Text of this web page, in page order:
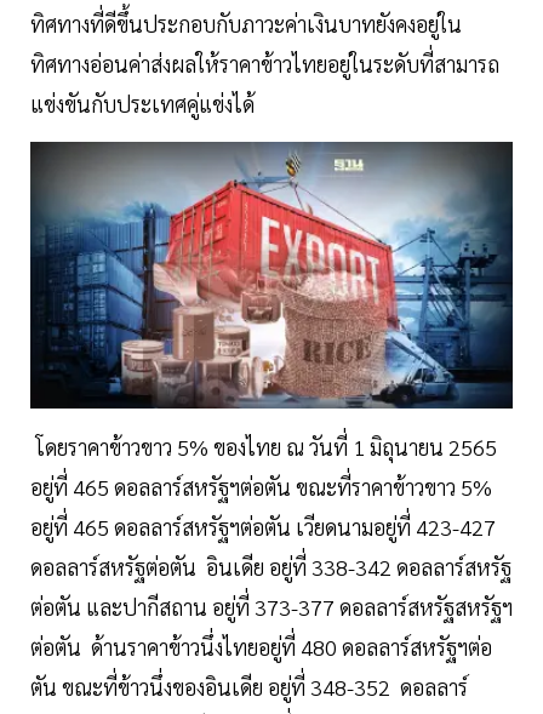
ทิศทางที่ดีขึ้นประกอบกับภาวะค่าเงินบาทยังคงอยู่ใน
ทิศทางอ่อนค่าส่งผลให้ราคาข้าวไทยอยู่ในระดับที่สามารถ
แข่งขันกับประเทศคู่แข่งได้
โดยราคาข้าวขาว 5% ของไทย ณ วันที่ 1 มิถุนายน 2565
อยู่ที่ 465 ดอลลาร์สหรัฐฯต่อตัน ขณะที่ราคาข้าวขาว 5%
อยู่ที่ 465 ดอลลาร์สหรัฐฯต่อตัน เวียดนามอยู่ที่ 423-427
ดอลลาร์สหรัฐต่อตัน อินเดีย อยู่ที่ 338-342 ดอลลาร์สหรัฐ
ต่อตัน และปากีสถาน อยู่ที่ 373-377 ดอลลาร์สหรัฐสหรัฐฯ
ต่อตัน ด้านราคาข้าวนึ่งไทยอยู่ที่ 480 ดอลลาร์สหรัฐฯต่อ
ตัน ขณะที่ข้าวนึ่งของอินเดีย อยู่ที่ 348-352 ดอลลาร์